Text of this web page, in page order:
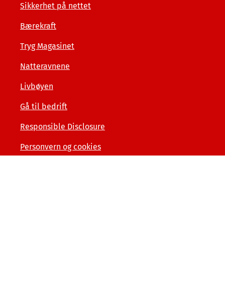
Sikkerhet på nettet
Bærekraft
Tryg Magasinet
Natteravnene
Livbøyen
Gå til bedrift
Responsible Disclosure
Personvern og cookies